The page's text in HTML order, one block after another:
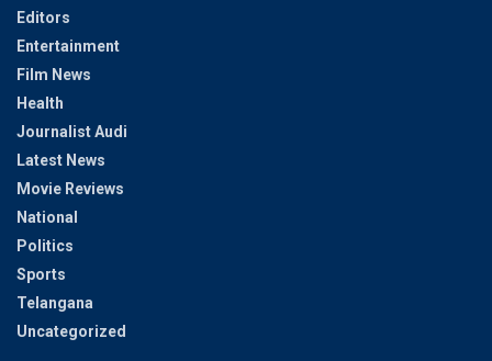
Editors
Entertainment
Film News
Health
Journalist Audi
Latest News
Movie Reviews
National
Politics
Sports
Telangana
Uncategorized